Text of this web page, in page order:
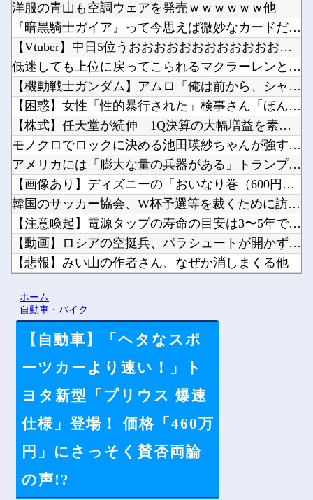
洋服の青山も空調ウェアを発売ｗｗｗｗｗｗ他
『暗黒騎士ガイア』って今思えば微妙なカードだよな他
【Vtuber】中日5位うおおおおおおおおおおおおおおおお他
低迷しても上位に戻ってこられるマクラーレンと戻ってこられない...
【機動戦士ガンダム】アムロ「俺は前から、シャアのパートナーに...
【困惑】女性「性的暴行された」検事さん「ほんまか？」→疑った...
【株式】任天堂が続伸 1Q決算の大幅増益を素直に評価他
モノクロでロックに決める池田瑛紗ちゃんが強すぎる！！！【乃木...
アメリカには「膨大な量の兵器がある」トランプ大統領が主張…在...
【画像あり】ディズニーの「おいなり巻（600円）」、卑猥すぎ...
韓国のサッカー協会、W杯予選等を裁くために訪韓した外国人審判...
【注意喚起】電源タップの寿命の目安は3〜5年です他
【動画】ロシアの空挺兵、パラシュートが開かずに墜落してしまう...
【悲報】みい山の作者さん、なぜか消しまくる他
Powered by livedoor 相互RSS
ホーム
自動車・バイク
【自動車】「ヘタなスポ
ーツカーより速い！」ト
ヨタ新型「プリウス 爆速
仕様」登場！ 価格「460万
円」にさっそく賛否両論
の声!?